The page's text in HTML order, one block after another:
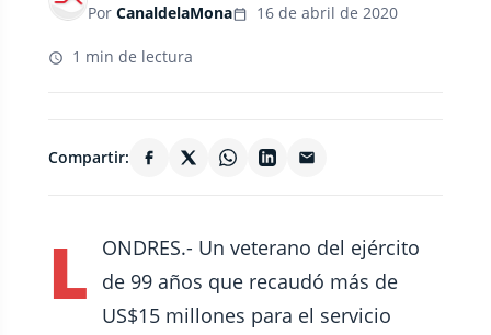
Por CanaldelaMona 16 de abril de 2020
1 min de lectura
Compartir:
L
ONDRES.- Un veterano del ejército
de 99 años que recaudó más de
US$15 millones para el servicio